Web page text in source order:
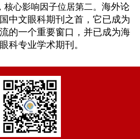
心影响因子位居第二。 海外论
中文眼科期刊之首，它已成为
的一个重要窗口，并已成为海
科专业学术期刊。